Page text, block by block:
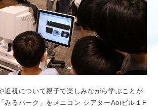
近視について親子で楽しみながら学ぶことが
みるパーク」をメニコン シアターAoiビル１F